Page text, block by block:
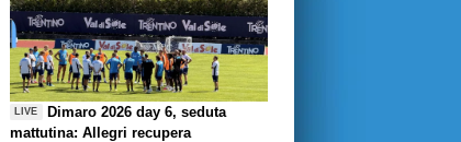
LIVE
Dimaro 2026 day 6, seduta
mattutina: Allegri recupera